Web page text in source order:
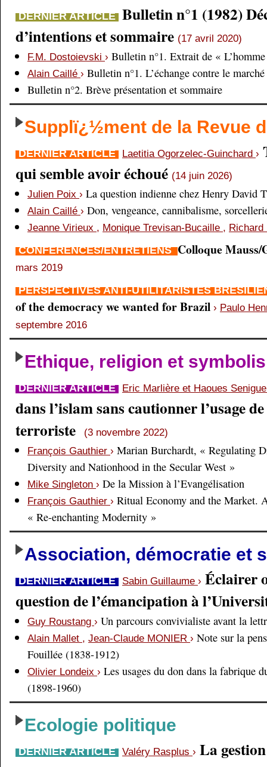
DERNIER ARTICLE Bulletin n°1 (1982)
d’intentions et sommaire (17 avril 2020)
F.M. Dostoievski › Bulletin n°1. Extrait de «
Alain Caillé › Bulletin n°1. L’échange contre le marché
Bulletin n°2. Brève présentation et sommaire
Supplï¿½ment de la Revue
DERNIER ARTICLE Laetitia Ogorzelec-Guinchard ›
qui semble avoir échoué (14 juin 2026)
Julien Poix › La question indienne chez Henry David
Alain Caillé › Don, vengeance, cannibalisme,
Jeanne Virieux , Monique Trevisan-Bucaille ,
CONFÉRENCES/ENTRETIENS Colloque
mars 2019
PERSPECTIVES ANTI-UTILITARISTES
of the democracy we wanted for Brazil › Paulo
septembre 2016
Ethique, religion et
DERNIER ARTICLE Eric Marlière et Haoues
dans l’islam sans cautionner l’usage
terroriste
(3 novembre 2022)
François Gauthier › Marian Burchardt, « Regulating
Diversity and Nationhood in the Secular West »
Mike Singleton › De la Mission à l’Evangélisation
François Gauthier › Ritual Economy and the Market.
« Re-enchanting Modernity »
Association, démocratie et
DERNIER ARTICLE Sabin Guillaume › Éclairer
question de l’émancipation à
Guy Roustang › Un parcours convivialiste avant la
Alain Mallet , Jean-Claude MONIER › Note sur la
Fouillée (1838-1912)
Olivier Londeix › Les usages du don dans la fabrique
(1898-1960)
Ecologie politique
DERNIER ARTICLE Valéry Rasplus › La